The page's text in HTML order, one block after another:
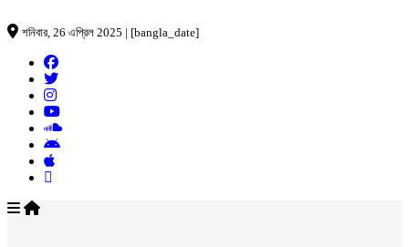
শনিবার, 26 এপ্রিল 2025 | [bangla_date]